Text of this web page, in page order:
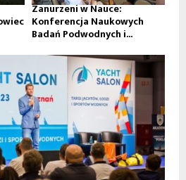
Zanurzeni w Nauce:
Konferencja Naukowych
Badań Podwodnych i...